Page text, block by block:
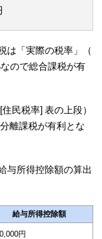
は「実際の税率」（
ので総合課税が有
民税率] 表の上段）
離課税が有利とな
与所得控除額の算出
給与所得控除額
円